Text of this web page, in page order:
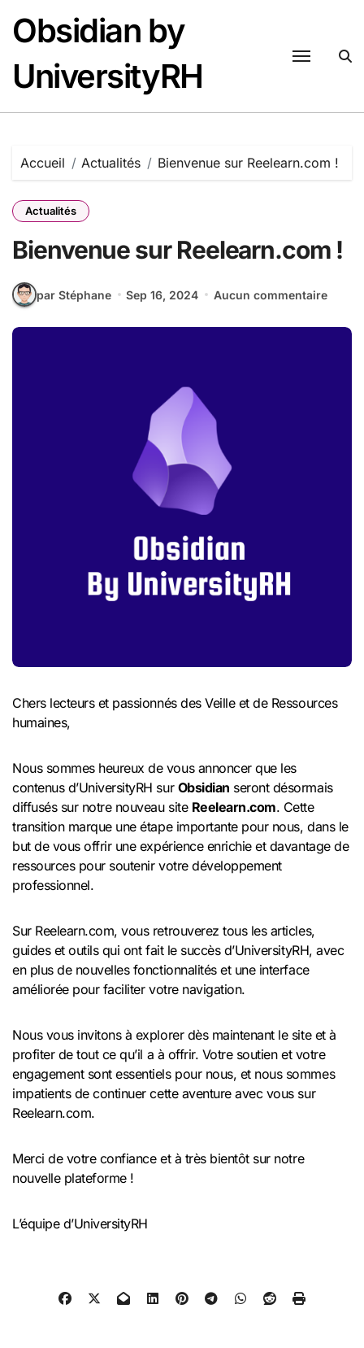
contenu
Obsidian by
UniversityRH
Accueil Actualités Bienvenue sur Reelearn.com !
Actualités
Bienvenue sur Reelearn.com !
par Stéphane Sep 16, 2024 Aucun commentaire
Chers lecteurs et passionnés des Veille et de Ressources
humaines,
Nous sommes heureux de vous annoncer que les
contenus d’UniversityRH sur Obsidian seront désormais
diffusés sur notre nouveau site Reelearn.com. Cette
transition marque une étape importante pour nous, dans le
but de vous offrir une expérience enrichie et davantage de
ressources pour soutenir votre développement
professionnel.
Sur Reelearn.com, vous retrouverez tous les articles,
guides et outils qui ont fait le succès d’UniversityRH, avec
en plus de nouvelles fonctionnalités et une interface
améliorée pour faciliter votre navigation.
Nous vous invitons à explorer dès maintenant le site et à
profiter de tout ce qu’il a à offrir. Votre soutien et votre
engagement sont essentiels pour nous, et nous sommes
impatients de continuer cette aventure avec vous sur
Reelearn.com.
Merci de votre confiance et à très bientôt sur notre
nouvelle plateforme !
L’équipe d’UniversityRH